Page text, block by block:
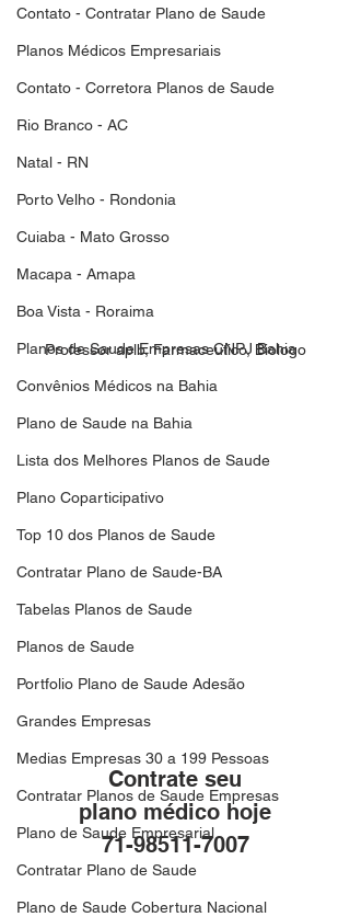
Contato - Contratar Plano de Saude
Planos Médicos Empresariais
Contato - Corretora Planos de Saude
Rio Branco - AC
Natal - RN
Porto Velho - Rondonia
Cuiaba - Mato Grosso
Macapa - Amapa
Boa Vista - Roraima
Planos de Saude Empresas CNPJ Bahia
Convênios Médicos na Bahia
Plano de Saude na Bahia
Lista dos Melhores Planos de Saude
Plano Coparticipativo
Top 10 dos Planos de Saude
Contratar Plano de Saude-BA
Tabelas Planos de Saude
Planos de Saude
Portfolio Plano de Saude Adesão
Grandes Empresas
Medias Empresas 30 a 199 Pessoas
Contratar Planos de Saude Empresas
Plano de Saude Empresarial
Contratar Plano de Saude
Plano de Saude Cobertura Nacional
Professor aplb, Farmaceutico, Biologo
Contrate seu
plano médico hoje
71-98511-7007